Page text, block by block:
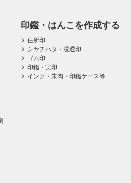
印鑑・はんこを作成する
住所印
シヤチハタ・浸透印
ゴム印
印鑑・実印
インク・朱肉・印鑑ケース等